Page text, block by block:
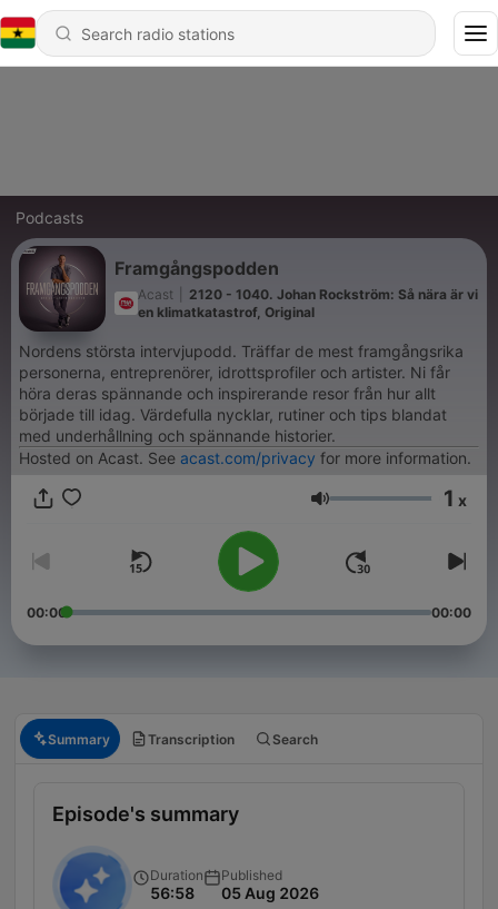
Podcasts
Framgångspodden
Acast
2120 - 1040. Johan Rockström: Så nära är vi
en klimatkatastrof, Original
Nordens största intervjupodd. Träffar de mest framgångsrika
personerna, entreprenörer, idrottsprofiler och artister. Ni får
höra deras spännande och inspirerande resor från hur allt
började till idag. Värdefulla nycklar, rutiner och tips blandat
med underhållning och spännande historier.
Hosted on Acast. See acast.com/privacy for more information.
Volume 1 x
00:00 00:00
Summary Transcription Search
Episode's summary
Duration
56:58
Published
05 Aug 2026